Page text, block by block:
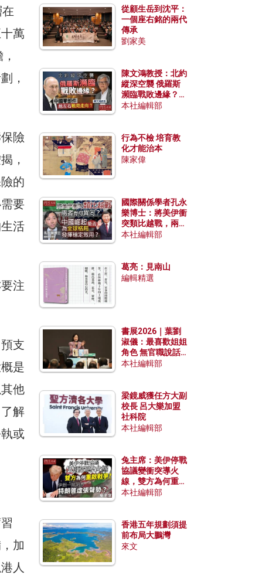
萬
，
險
，
的
要
活
注
支
是
他
解
或
加
人
從顧生岳到沈平：
一個座右銘的兩代
傳承
劉家美
陳文鴻教授：北約
縱深空襲 俄羅斯
瀕臨戰敗邊緣？中
國零部件能左右戰
本社編輯部
行為不檢 培育教
化才能治本
陳家偉
國際關係學者孔永
樂博士：將美伊衝
突類比越戰，兩者
有何異同？中國崛
本社編輯部
葛亮：見南山
編輯精選
書展2026｜葉劉
淑儀：最喜歡姐姐
角色 無官職說話
包袱少
本社編輯部
梁鏡威獲任方大副
校長 呂大樂加盟
社科院
本社編輯部
兔主席：美伊停戰
協議變衝突導火
線，雙方為何重啟
戰爭？伊朗一早洞
本社編輯部
香港五年規劃須提
前布局大鵬灣
來文